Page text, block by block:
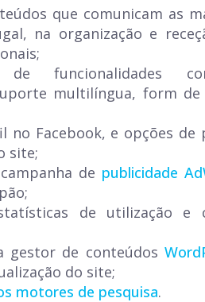
que comunicam as
na organização e
de funcionalidades
multilíngua, form
no Facebook, e opções de
site;
de publicidade
de utilização e
gestor de conteúdos
do site;
motores de pesquisa.